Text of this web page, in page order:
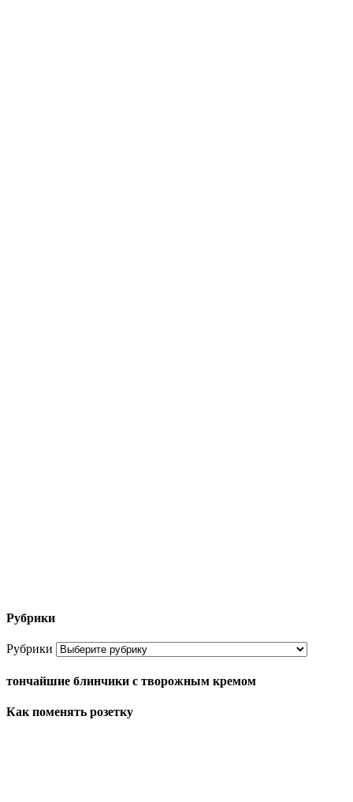
Рубрики
Рубрики
тончайшие блинчики с творожным кремом
Как поменять розетку